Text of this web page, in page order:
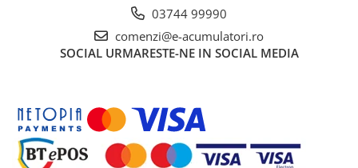
Statii de incarcare EV
OUTLET
Pompe de caldura
03744 99990
comenzi@e-acumulatori.ro
SOCIAL URMARESTE-NE IN SOCIAL MEDIA